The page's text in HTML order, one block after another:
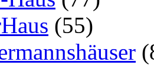
(55)